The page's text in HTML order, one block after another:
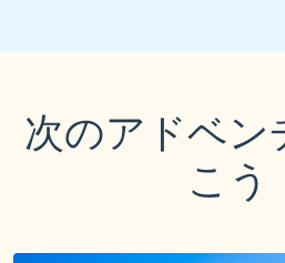
次のアドベン
こう